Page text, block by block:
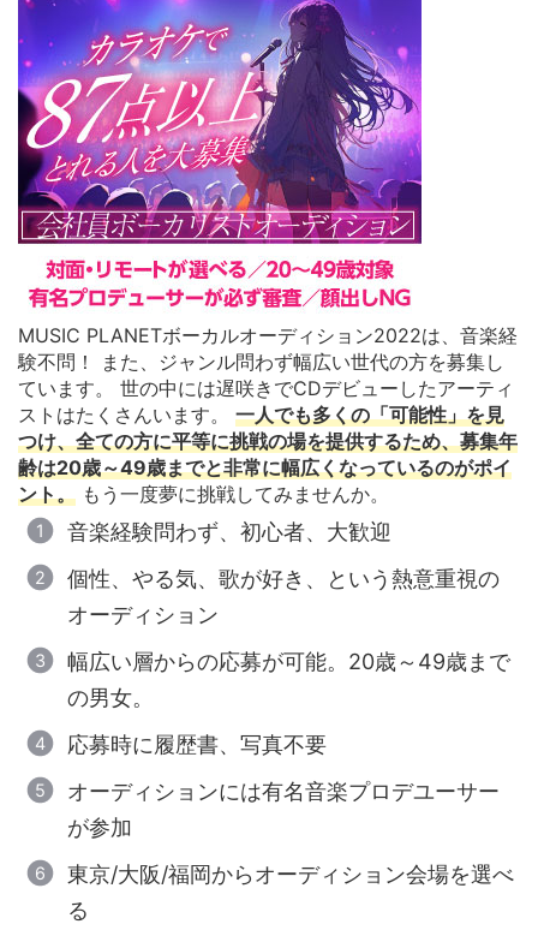
MUSIC PLANETボーカルオーディション2022は、音楽経
験不問！ また、ジャンル問わず幅広い世代の方を募集し
ています。 世の中には遅咲きでCDデビューしたアーティ
ストはたくさんいます。 一人でも多くの「可能性」を見
つけ、全ての方に平等に挑戦の場を提供するため、募集年
齢は20歳～49歳までと非常に幅広くなっているのがポイ
ント。 もう一度夢に挑戦してみませんか。
音楽経験問わず、初心者、大歓迎
個性、やる気、歌が好き、という熱意重視の
オーディション
幅広い層からの応募が可能。20歳～49歳まで
の男女。
応募時に履歴書、写真不要
オーディションには有名音楽プロデユーサー
が参加
東京/大阪/福岡からオーディション会場を選べ
る